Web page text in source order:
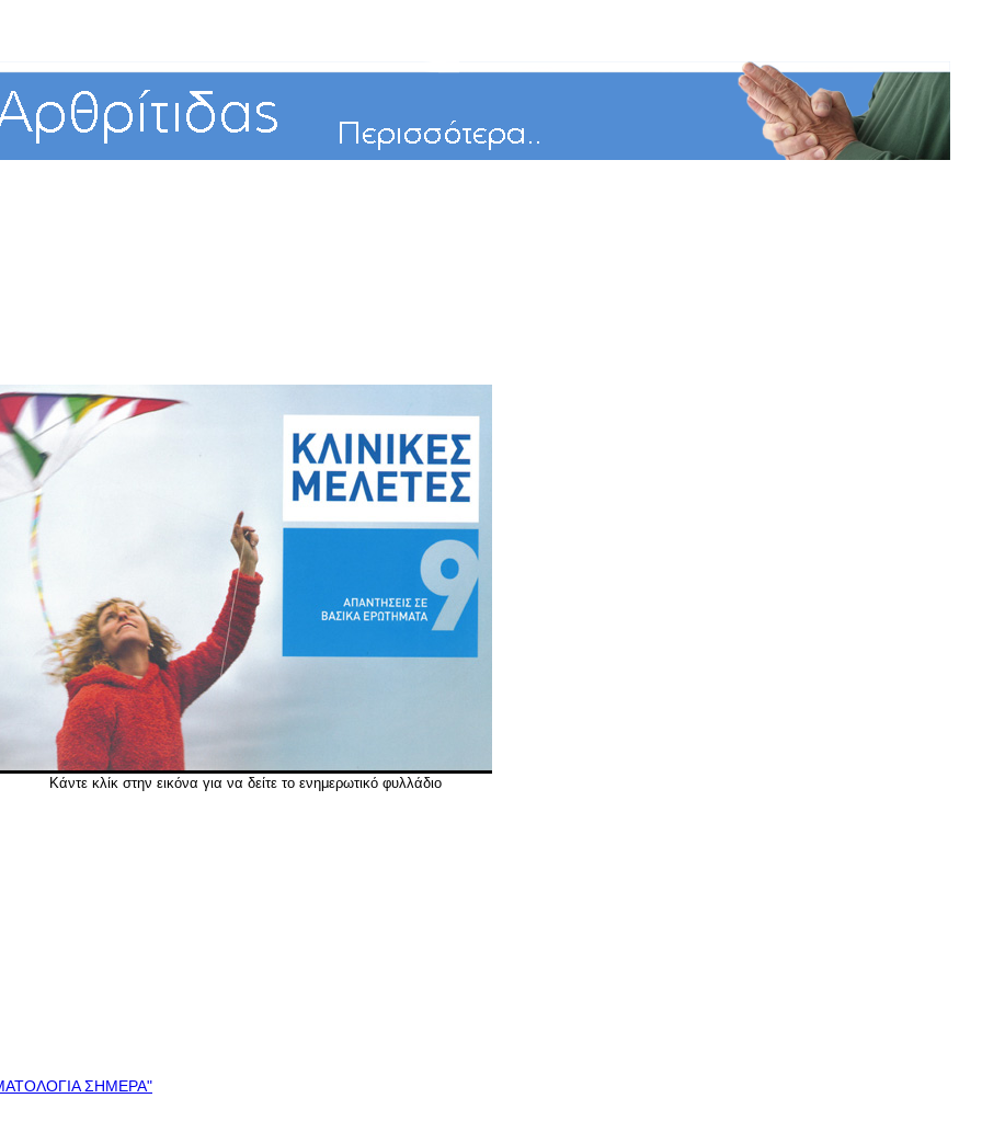
Κάντε κλίκ στην εικόνα για να δείτε το ενημερωτικό φυλλάδιο
ΣΗΜΕΡΑ"